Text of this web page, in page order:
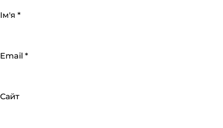
Ім'я *
Email *
Сайт